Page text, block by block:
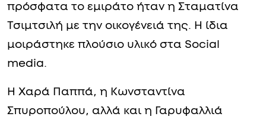
πρόσφατα το εμιράτο ήταν η Σταματίνα
Τσιμτσιλή με την οικογένειά της. H ίδια
μοιράστηκε πλούσιο υλικό στα Social
media.
Η Χαρά Παππά, η Κωνσταντίνα
Σπυροπούλου, αλλά και η Γαρυφαλλιά